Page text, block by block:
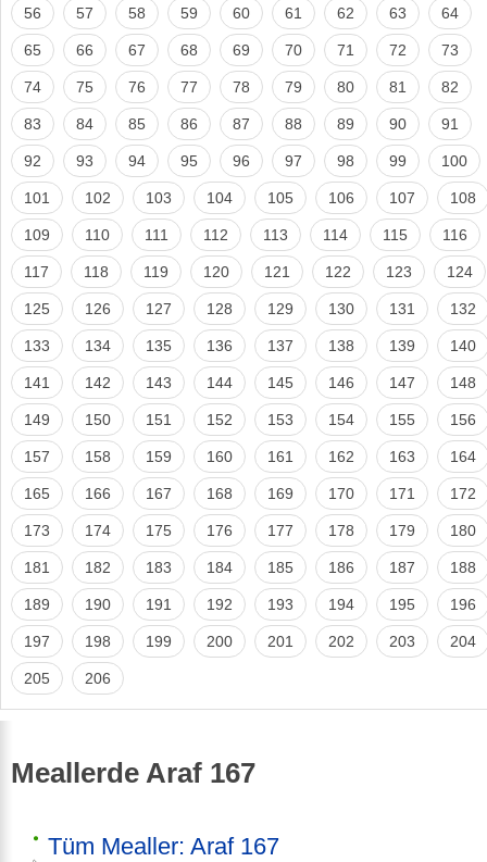
56 57 58 59 60 61 62 63 64
65 66 67 68 69 70 71 72 73
74 75 76 77 78 79 80 81 82
83 84 85 86 87 88 89 90 91
92 93 94 95 96 97 98 99 100
101 102 103 104 105 106 107 108
109 110 111 112 113 114 115 116
117 118 119 120 121 122 123 124
125 126 127 128 129 130 131 132
133 134 135 136 137 138 139 140
141 142 143 144 145 146 147 148
149 150 151 152 153 154 155 156
157 158 159 160 161 162 163 164
165 166 167 168 169 170 171 172
173 174 175 176 177 178 179 180
181 182 183 184 185 186 187 188
189 190 191 192 193 194 195 196
197 198 199 200 201 202 203 204
205 206
Meallerde Araf 167
Tüm Mealler: Araf 167